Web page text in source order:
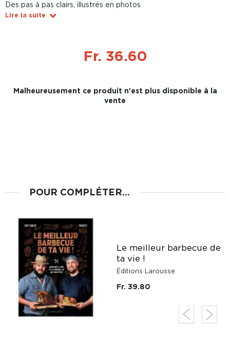
Des pas à pas clairs, illustrés en photos
Lire la suite
Fr. 36.60
Malheureusement ce produit n'est plus disponible à la
vente
POUR COMPLÉTER...
Le meilleur barbecue de
ta vie !
Éditions Larousse
Fr. 39.80